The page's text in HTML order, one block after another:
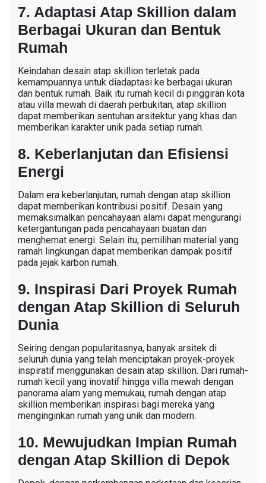
7. Adaptasi Atap Skillion dalam
Berbagai Ukuran dan Bentuk
Rumah
Keindahan desain atap skillion terletak pada
kemampuannya untuk diadaptasi ke berbagai ukuran
dan bentuk rumah. Baik itu rumah kecil di pinggiran kota
atau villa mewah di daerah perbukitan, atap skillion
dapat memberikan sentuhan arsitektur yang khas dan
memberikan karakter unik pada setiap rumah.
8. Keberlanjutan dan Efisiensi
Energi
Dalam era keberlanjutan, rumah dengan atap skillion
dapat memberikan kontribusi positif. Desain yang
memaksimalkan pencahayaan alami dapat mengurangi
ketergantungan pada pencahayaan buatan dan
menghemat energi. Selain itu, pemilihan material yang
ramah lingkungan dapat memberikan dampak positif
pada jejak karbon rumah.
9. Inspirasi Dari Proyek Rumah
dengan Atap Skillion di Seluruh
Dunia
Seiring dengan popularitasnya, banyak arsitek di
seluruh dunia yang telah menciptakan proyek-proyek
inspiratif menggunakan desain atap skillion. Dari rumah-
rumah kecil yang inovatif hingga villa mewah dengan
panorama alam yang memukau, rumah dengan atap
skillion memberikan inspirasi bagi mereka yang
menginginkan rumah yang unik dan modern.
10. Mewujudkan Impian Rumah
dengan Atap Skillion di Depok